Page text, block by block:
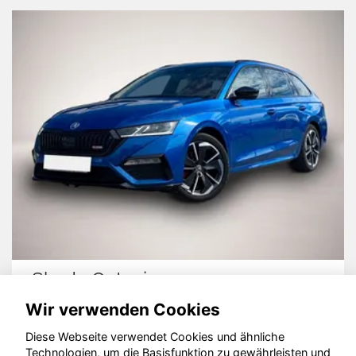
Skoda Octavia
Wir verwenden Cookies
Diese Webseite verwendet Cookies und ähnliche
Technologien, um die Basisfunktion zu gewährleisten und